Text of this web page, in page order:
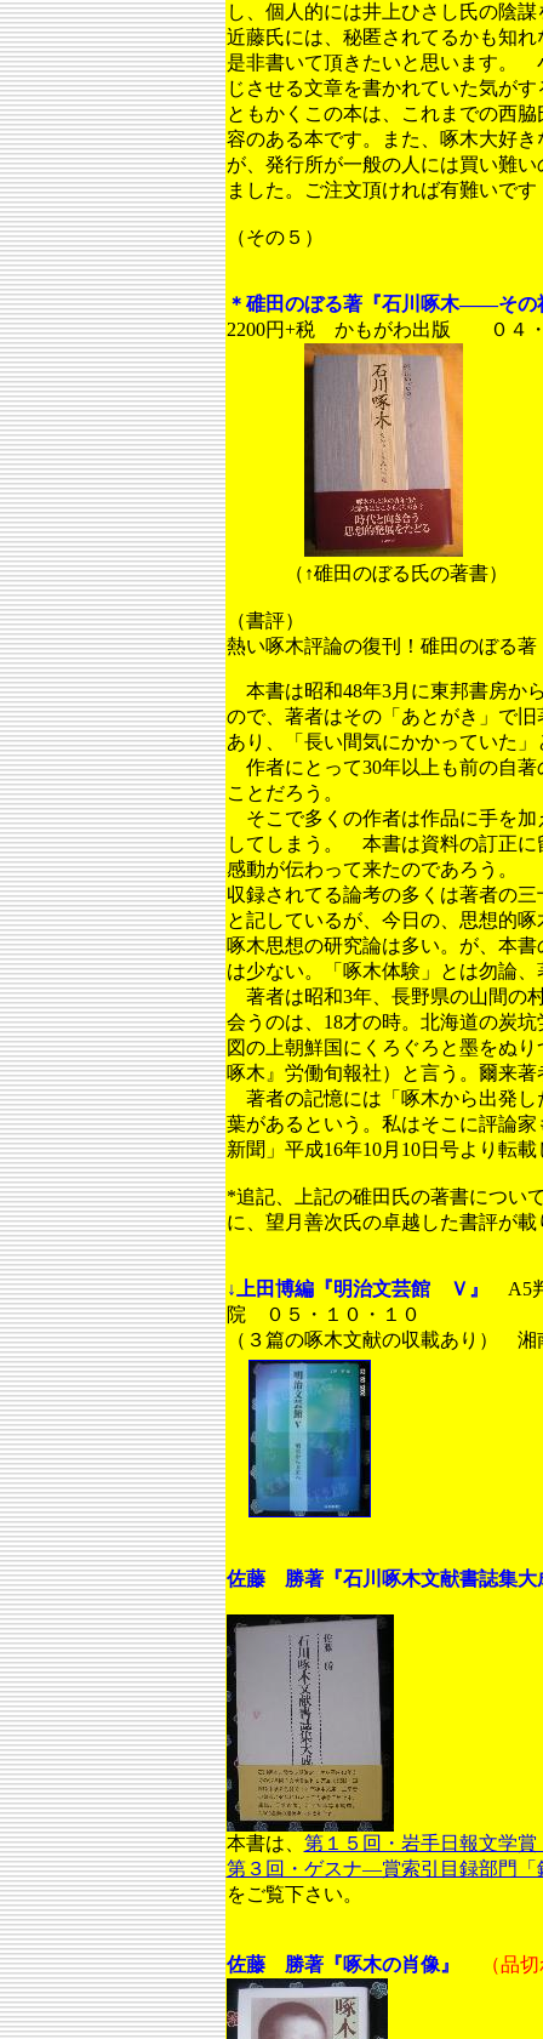
し、個人的には井上ひさし氏の陰
近藤氏には、秘匿されてるかも知
是非書いて頂きたいと思います。
じさせる文章を書かれていた気が
ともかくこの本は、これまでの西
容のある本です。また、啄木大好
が、発行所が一般の人には買い難
ました。ご注文頂ければ有難いで
（その５）
＊碓田のぼる著『石川啄木――その
2200円+税 かもがわ出版 ０４
（↑碓田のぼる氏の著書）
（書評）
熱い啄木評論の復刊！碓田のぼる
本書は昭和48年3月に東邦書房か
ので、著者はその「あとがき」で
あり、「長い間気にかかっていた
作者にとって30年以上も前の自著
ことだろう。
そこで多くの作者は作品に手を加
してしまう。 本書は資料の訂正に
感動が伝わって来たのであろう。
収録されてる論考の多くは著者の
と記しているが、今日の、思想的
啄木思想の研究論は多い。が、本
は少ない。「啄木体験」とは勿論
著者は昭和3年、長野県の山間の
会うのは、18才の時。北海道の炭
図の上朝鮮国にくろぐろと墨をぬ
啄木』労働旬報社）と言う。爾来
著者の記憶には「啄木から出発し
葉があるという。私はそこに評
新聞」平成16年10月10日号より転
*追記、上記の碓田氏の著書につい
に、望月善次氏の卓越した書評が載
↓上田博編『明治文芸館 Ｖ』
A5
院 ０５・１０・１０
（３篇の啄木文献の収載あり）
佐藤 勝著『石川啄木文献書誌集大
本書は、 第１５回・岩手日報文学賞
第３回・ゲスナ―賞索引目録部門「
をご覧下さい。
佐藤 勝著『啄木の肖像』 （品